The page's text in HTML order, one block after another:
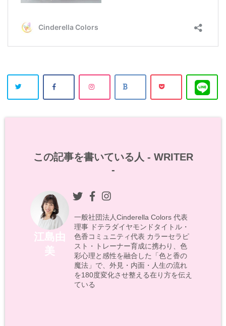
この記事を書いている人 - WRITER
-
江島由
美
一般社団法人Cinderella Colors 代表
理事 ドテラダイヤモンドタイトル・
色香コミュニティ代表 カラーセラピ
スト・トレーナー育成に携わり、色
彩心理と感性を融合した「色と香の
魔法」で、外見・内面・人生の流れ
を180度変化させ整える在り方を伝え
ている